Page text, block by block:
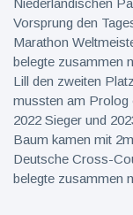
Niederländischen
Vorsprung den
Marathon
belegte zusammen
Lill den zweiten
mussten am Prolog
2022 Sieger und
Baum kamen mit
Deutsche Cross-
belegte zusammen